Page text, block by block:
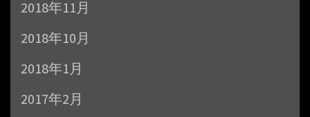
2018年11月
2018年10月
2018年1月
2017年2月